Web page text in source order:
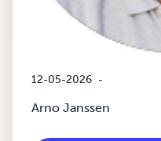
12-05-2026 -
Arno Janssen